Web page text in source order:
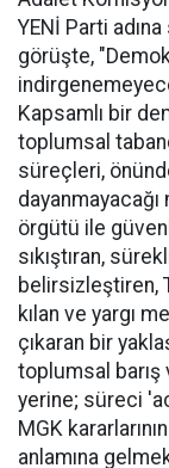
YENİ Parti
görüşte,
Kapsamlı bir
toplumsal
süreçleri,
örgütü ile
sıkıştıran,
belirsizleştiren,
kılan ve yargı
çıkaran bir
toplumsal barış
yerine; süreci
MGK
anlamına